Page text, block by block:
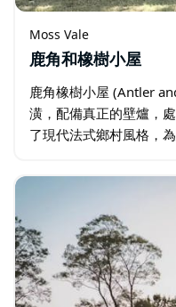
Moss Vale
鹿角和橡樹小屋
鹿角橡樹小屋 (Antler
潢，配備真正的壁爐，
了現代法式鄉村風格，